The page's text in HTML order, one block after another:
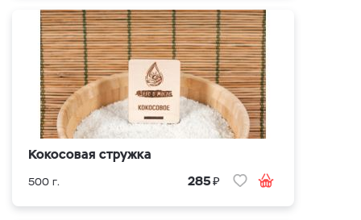
Кокосовая стружка
500 г. 285₽